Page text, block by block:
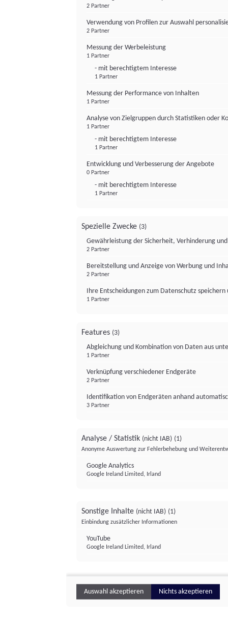
2 Partner
Verwendung von Profilen zur Auswahl
2 Partner
Messung der Werbeleistung
1 Partner
- mit berechtigtem Interesse
1 Partner
Messung der Performance von Inhalten
1 Partner
Analyse von Zielgruppen durch Statistiken oder
1 Partner
- mit berechtigtem Interesse
1 Partner
Entwicklung und Verbesserung der Angebote
0 Partner
- mit berechtigtem Interesse
1 Partner
Spezielle Zwecke (3)
Gewährleistung der Sicherheit, Verhinderung
2 Partner
Bereitstellung und Anzeige von Werbung und
2 Partner
Ihre Entscheidungen zum Datenschutz
1 Partner
Features (3)
Abgleichung und Kombination von Daten aus
1 Partner
Verknüpfung verschiedener Endgeräte
2 Partner
Identifikation von Endgeräten anhand
3 Partner
Analyse / Statistik (nicht IAB) (1)
Anonyme Auswertung zur Fehlerbehebung und
Google Analytics
Google Ireland Limited, Irland
Sonstige Inhalte (nicht IAB) (1)
Einbindung zusätzlicher Informationen
YouTube
Google Ireland Limited, Irland
Auswahl akzeptieren Nichts akzeptieren